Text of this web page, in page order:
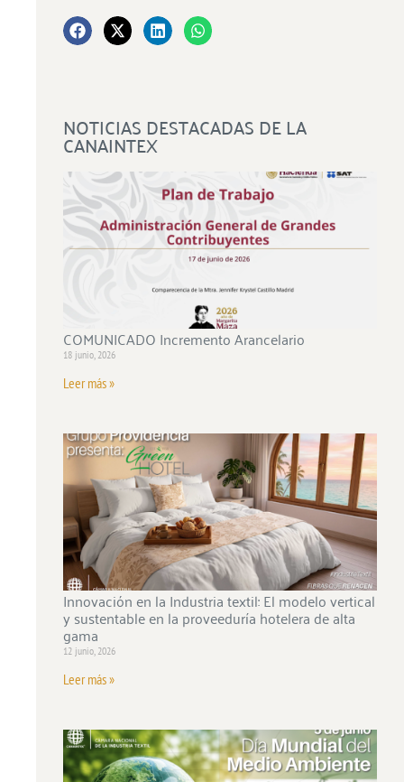
NOTICIAS DESTACADAS DE LA
CANAINTEX
COMUNICADO Incremento Arancelario
18 junio, 2026
Leer más »
Innovación en la Industria textil: El modelo vertical
y sustentable en la proveeduría hotelera de alta
gama
12 junio, 2026
Leer más »